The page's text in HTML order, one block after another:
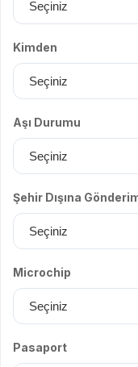
Kimden
Aşı Durumu
Şehir Dışına
Microchip
Pasaport